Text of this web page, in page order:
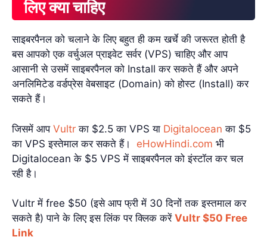
लिए क्या चाहिए
साइबरपैनल को चलाने के लिए बहुत ही कम खर्चे की जरूरत होती है
बस आपको एक वर्चुअल प्राइवेट सर्वर (VPS) चाहिए और आप
आसानी से उसमें साइबरपैनल को Install कर सकते हैं और अपने
अनलिमिटेड वर्डप्रेस वेबसाइट (Domain) को होस्ट (Install) कर
सकते हैं।
जिसमें आप Vultr का $2.5 का VPS या Digitalocean का $5
का VPS इस्तेमाल कर सकते हैं। eHowHindi.com भी
Digitalocean के $5 VPS में साइबरपैनल को इंस्टॉल कर चल
रही है।
Vultr में free $50 (इसे आप फ्री में 30 दिनों तक इस्तमाल कर
सकते है) पाने के लिए इस लिंक पर क्लिक करें Vultr $50 Free
Link